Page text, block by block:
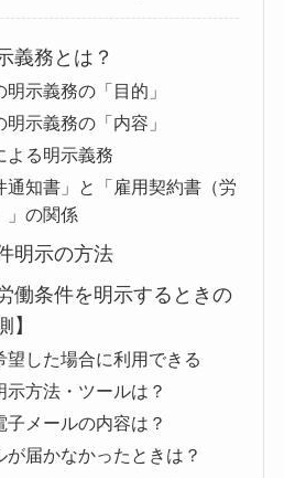
義務とは？
示義務の「目的」
示義務の「内容」
よる明示義務
通知書」と「雇用契約書（労
」の関係
明示の方法
働条件を明示するときの
】
望した場合に利用できる
示方法・ツールは？
子メールの内容は？
が届かなかったときは？